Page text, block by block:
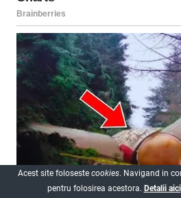
Acest site foloseste cookies. Navigand in
pentru folosirea acestora. Detalii aici